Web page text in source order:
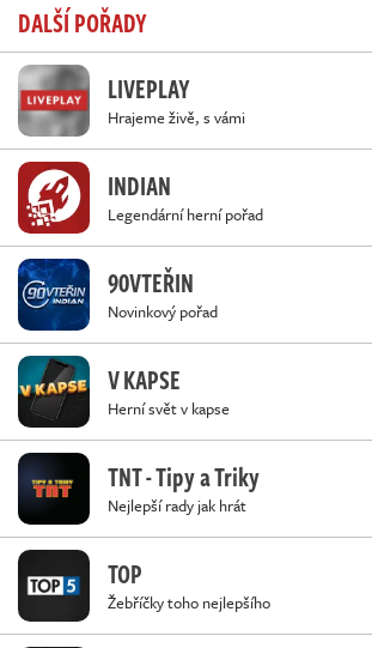
DALŠÍ POŘADY
LIVEPLAY
Hrajeme živě, s vámi
INDIAN
Legendární herní pořad
90VTEŘIN
Novinkový pořad
V KAPSE
Herní svět v kapse
TNT - Tipy a Triky
Nejlepší rady jak hrát
TOP
Žebříčky toho nejlepšího